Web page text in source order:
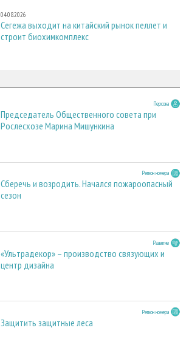
04.08.2026
Сегежа выходит на китайский рынок пеллет и
строит биохимкомплекс
Персона
Председатель Общественного совета при
Рослесхозе Марина Мишункина
Регион номера
Сберечь и возродить. Начался пожароопасный
сезон
Развитие
«Ультрадекор» – производство связующих и
центр дизайна
Регион номера
Защитить защитные леса